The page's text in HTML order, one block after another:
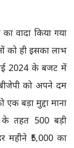
वादा किया गया
को ही इसका लाभ
2024 के बजट में
को अपने दम
बड़ा मुद्दा माना
के तहत 500 बड़ी
महीने ₹5,000 का